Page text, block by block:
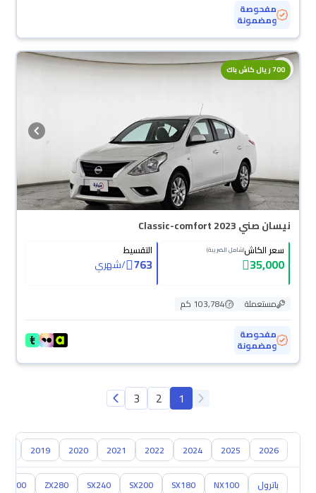
مفحوصة
ومضمونة
700 ريال كاش باك
نيسان صني Classic-comfort 2023
سعر الكاش(شامل الضريبة)
35,000
التقسيط
763
/شهري
مستعملة
103,784 كم
مفحوصة
ومضمونة
1
2
3
2026
2025
2024
2022
2021
2020
2019
باترول NX100
SX180
SX200
SX240
ZX280
ZX300